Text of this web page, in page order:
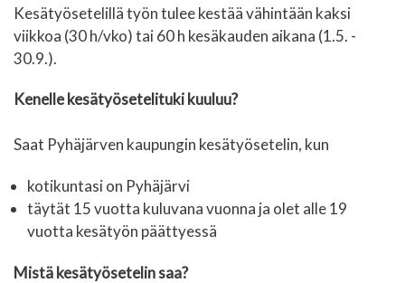
Kesätyösetelillä työn tulee kestää vähintään kaksi
viikkoa (30 h/vko) tai 60 h kesäkauden aikana (1.5. -
30.9.).
Kenelle kesätyösetelituki kuuluu?
Saat Pyhäjärven kaupungin kesätyösetelin, kun
kotikuntasi on Pyhäjärvi
täytät 15 vuotta kuluvana vuonna ja olet alle 19
vuotta kesätyön päättyessä
Mistä kesätyösetelin saa?